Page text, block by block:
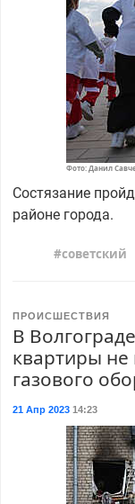
Фото: Данил
Состязание
районе города.
советский
ПРОИСШЕСТВИЯ
В
квартиры
газового
21 Апр 202314:23